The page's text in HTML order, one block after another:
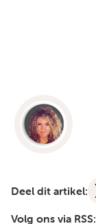
Deel dit artikel:
Volg ons via RSS: